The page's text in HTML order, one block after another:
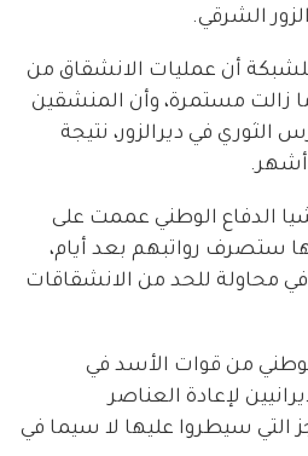
الشرقي.
أن عمليات الانشقاق من
زالت مستمرة، وأن المنشقين
الثوري في ديرالزور، نتيجة
أشهر.
الدفاع الوطني عممت على
ستصرف رواتبهم بعد أيام،
في محاولة للحد من الانشقاقات
من قوات الأسد في
لإعادة العناصر
التي سيطروا عليها لا سيما في